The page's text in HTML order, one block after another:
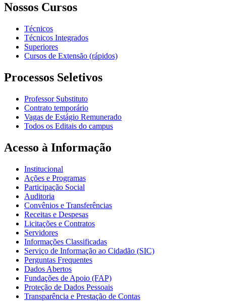
Nossos Cursos
Técnicos
Técnicos Integrados
Superiores
Cursos de Extensão (rápidos)
Processos Seletivos
Professor Substituto
Contrato temporário
Vagas de Estágio Remunerado
Todos os Editais do campus
Acesso à Informação
Institucional
Ações e Programas
Participação Social
Auditoria
Convênios e Transferências
Receitas e Despesas
Licitações e Contratos
Servidores
Informações Classificadas
Serviço de Informação ao Cidadão (SIC)
Perguntas Frequentes
Dados Abertos
Fundações de Apoio (FAP)
Proteção de Dados Pessoais
Transparência e Prestação de Contas